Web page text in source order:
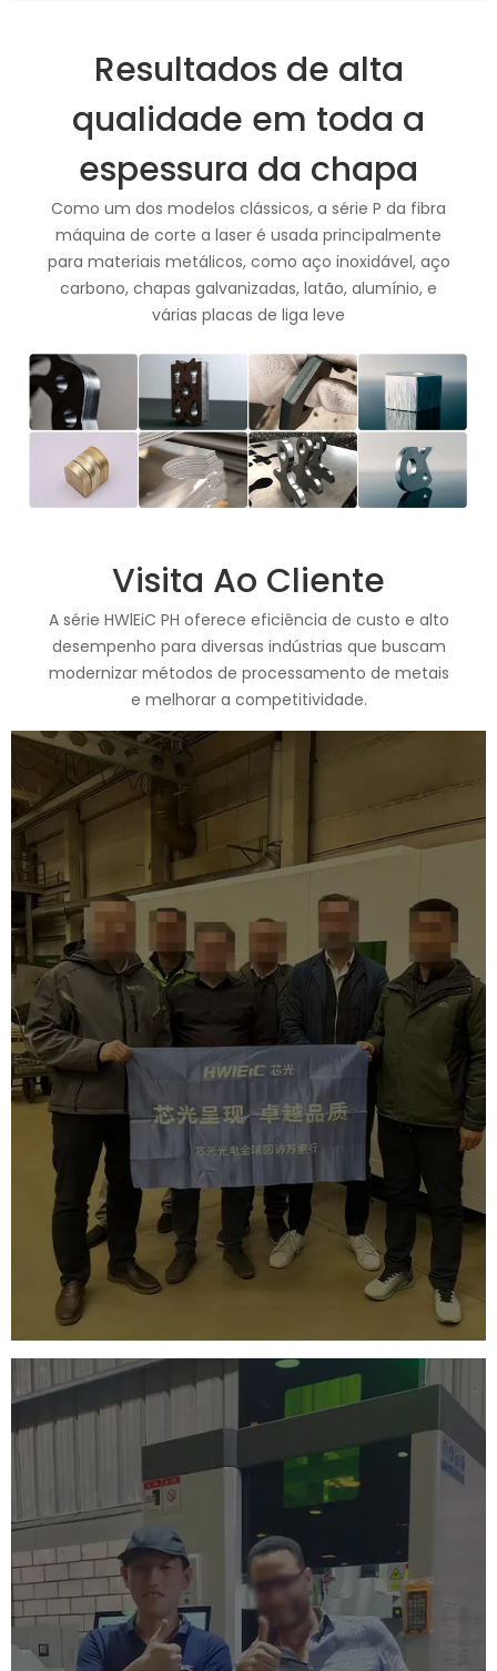
Resultados de alta
qualidade em toda a
espessura da chapa
Como um dos modelos clássicos, a série P da fibra
máquina de corte a laser é usada principalmente
para materiais metálicos, como aço inoxidável, aço
carbono, chapas galvanizadas, latão, alumínio, e
várias placas de liga leve
Visita Ao Cliente
A série HWlEiC PH oferece eficiência de custo e alto
desempenho para diversas indústrias que buscam
modernizar métodos de processamento de metais
e melhorar a competitividade.